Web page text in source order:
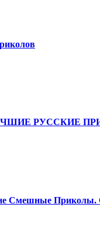
РУССКИЕ
Смешные Приколы.